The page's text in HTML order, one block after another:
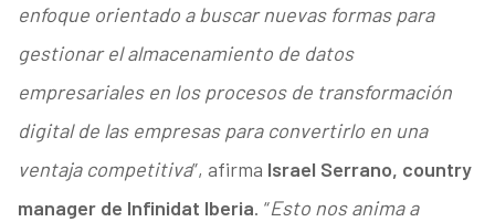
enfoque orientado a buscar nuevas formas para
gestionar el almacenamiento de datos
empresariales en los procesos de transformación
digital de las empresas para convertirlo en una
ventaja competitiva”, afirma Israel Serrano, country
manager de Infinidat Iberia. “Esto nos anima a